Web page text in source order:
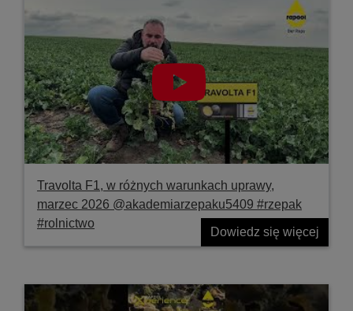
Travolta F1, w różnych warunkach uprawy,
marzec 2026 @akademiarzepaku5409 #rzepak
#rolnictwo
Dowiedz się więcej